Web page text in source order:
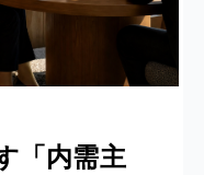
「内需主